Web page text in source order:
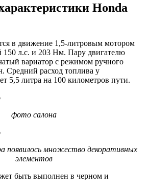
Honda
в движение 1,5-литровым мотором
150 л.с. и 203 Нм. Пару двигателю
вариатор с режимом ручного
Средний расход топлива у
5,5 литра на 100 километров пути.
фото салона
появилось множество декоративных
элементов
быть выполнен в черном и